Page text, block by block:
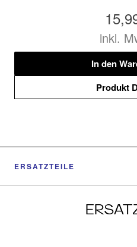
inkl.
In den
Produkt
ERSATZTEILE